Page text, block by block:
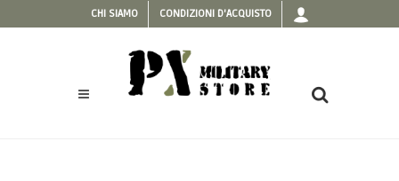
CHI SIAMO CONDIZIONI D'ACQUISTO